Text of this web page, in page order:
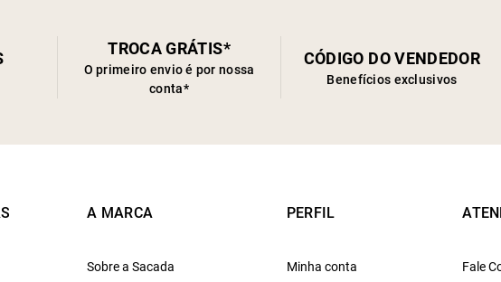
TROCA GRÁTIS*
O primeiro envio é por nossa
conta*
CÓDIGO DO VENDEDOR
Benefícios exclusivos
A MARCA
Sobre a Sacada
PERFIL
Minha conta Fale